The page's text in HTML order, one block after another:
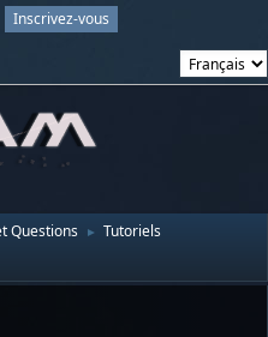
Inscrivez-vous
Questions ► Tutoriels